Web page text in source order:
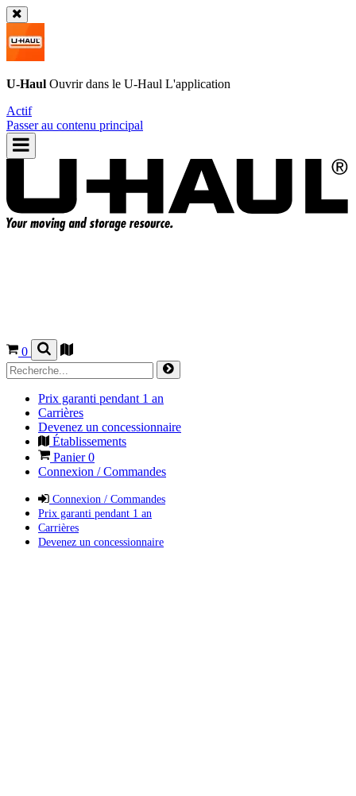
U-Haul Ouvrir dans le U-Haul L'application
Actif
Passer au contenu principal
0
Prix garanti pendant 1 an
Carrières
Devenez un concessionnaire
Établissements
Panier0
Connexion / Commandes
Connexion / Commandes
Prix garanti pendant 1 an
Carrières
Devenez un concessionnaire